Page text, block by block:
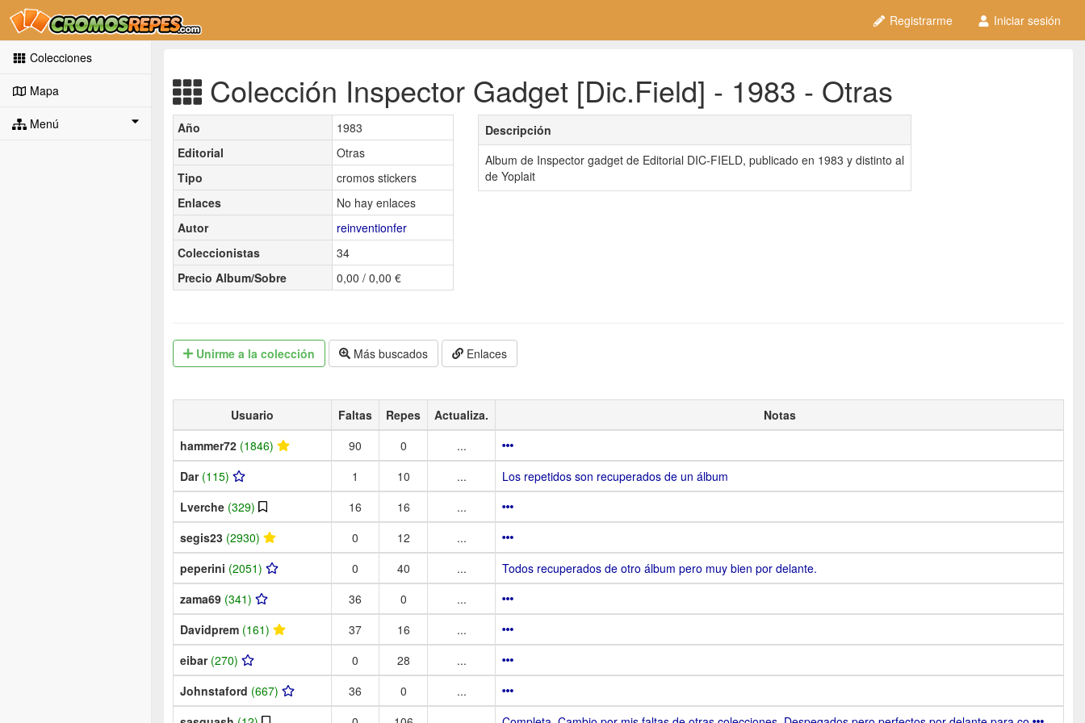
Registrarme Iniciar sesión
Colecciones
Mapa
Menú
Colección Inspector Gadget [Dic.Field] - 1983 - Otras
Año
1983
Editorial
Otras
Tipo
cromos stickers
Enlaces
No hay enlaces
Autor
reinventionfer
Coleccionistas
34
Precio Album/Sobre
0,00 / 0,00 €
Descripción
Album de Inspector gadget de Editorial DIC-FIELD, publicado en 1983 y distinto al
de Yoplait
Unirme a la colección Más buscados Enlaces
Usuario Faltas Repes Actualiza.
Notas
hammer72 (1846) 90 0
...
Dar (115) 1 10 ...
Los repetidos son recuperados de un álbum
Lverche (329) 16 16
...
segis23 (2930) 0 12
...
peperini (2051) 0 40 ...
Todos recuperados de otro álbum pero muy bien por delante.
zama69 (341) 36 0
...
Davidprem (161) 37 16
...
eibar (270) 0 28
...
Johnstaford (667) 36 0
...